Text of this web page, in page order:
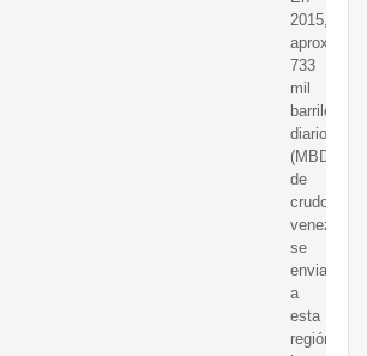
2015,
733
mil
barriles
diarios
(MBD)
de
crudo
se
enviaron
a
esta
región,